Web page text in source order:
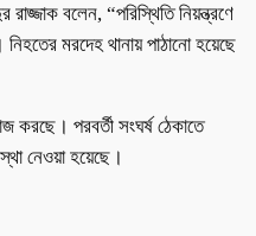
বলেন, “পরিস্থিতি নিয়ন্ত্রণে
মরদেহ থানায় পাঠানো হয়েছে
করছে। পরবর্তী সংঘর্ষ ঠেকাতে
নেওয়া হয়েছে।